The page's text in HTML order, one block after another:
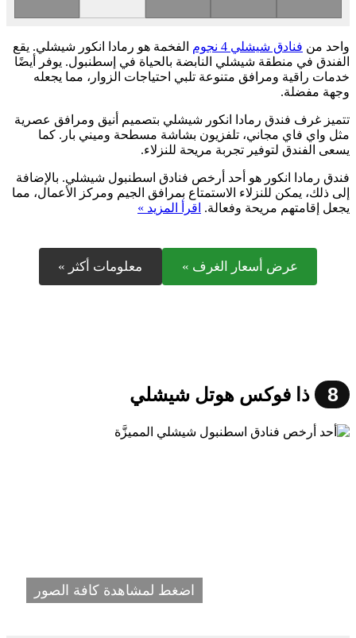
واحد من فنادق شيشلي 4 نجوم
الفخمة هو رمادا انكور شيشلي. يقع
الفندق في منطقة شيشلي النابضة بالحياة في إسطنبول. يوفر أيضًا
خدمات راقية ومرافق متنوعة تلبي احتياجات الزوار، مما يجعله
وجهة مفضلة.
تتميز غرف فندق رمادا انكور شيشلي بتصميم أنيق ومرافق عصرية
مثل واي فاي مجاني، تلفزيون بشاشة مسطحة وميني بار. كما
يسعى الفندق لتوفير تجربة مريحة للنزلاء.
فندق رمادا انكور هو أحد أرخص فنادق اسطنبول شيشلي. بالإضافة
إلى ذلك، يمكن للنزلاء الاستمتاع بمرافق الجيم ومركز الأعمال، مما
يجعل إقامتهم مريحة وفعالة. اقرأ المزيد »
عرض أسعار الغرف » معلومات أكثر »
8 ذا فوكس هوتل شيشلي
اضغط لمشاهدة كافة الصور